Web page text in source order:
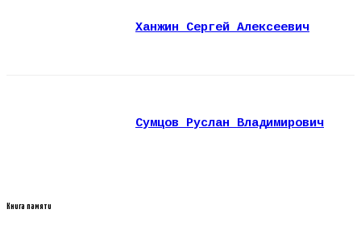
Ханжин Сергей Алексеевич
Сумцов Руслан Владимирович
Книга памяти